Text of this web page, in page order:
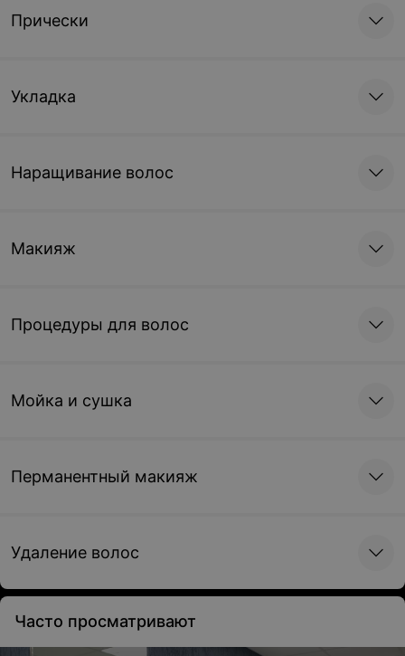
Прически
Укладка
Наращивание волос
Макияж
Процедуры для волос
Мойка и сушка
Перманентный макияж
Удаление волос
Часто просматривают